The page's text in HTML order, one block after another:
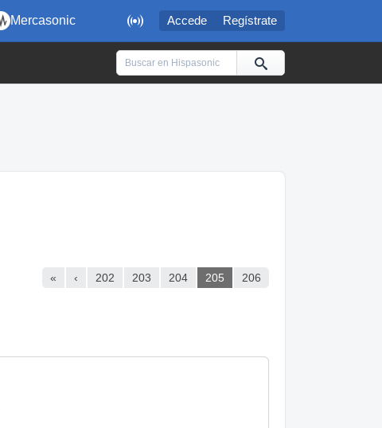
 Accede Regístrate
Mercasonic
« ‹ 202 203 204 205 206